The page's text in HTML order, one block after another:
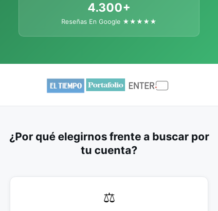
4.300+
Reseñas En Google ★★★★★
¿Por qué elegirnos frente a buscar por
tu cuenta?
⚖️